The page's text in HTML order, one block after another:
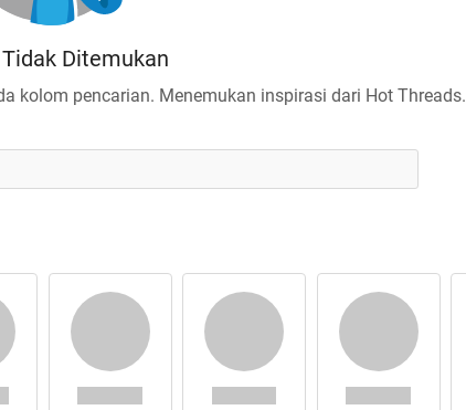
Ditemukan
kolom pencarian. Menemukan inspirasi dari Hot Threads.